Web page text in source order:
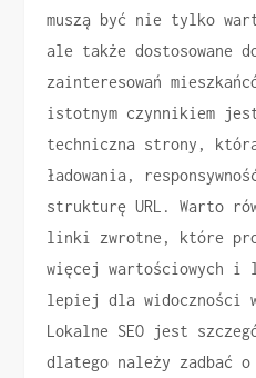
muszą być nie tylko
ale także dostosowane
zainteresowań
istotnym czynnikiem
techniczna strony,
ładowania,
strukturę URL. Warto
linki zwrotne, które
więcej wartościowych i
lepiej dla widoczności
Lokalne SEO jest
dlatego należy zadbać o